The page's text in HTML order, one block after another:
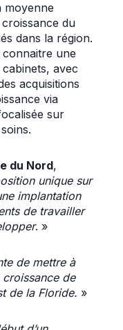
moyenne
du
dans la région.
connaitre une
avec
acquisitions
via
sur
du Nord,
unique sur
implantation
de travailler
. »
de mettre à
de
de la Floride. »